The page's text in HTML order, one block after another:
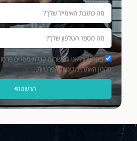
תקנון האתר, מדיניות הפרטיות.
הרשמה